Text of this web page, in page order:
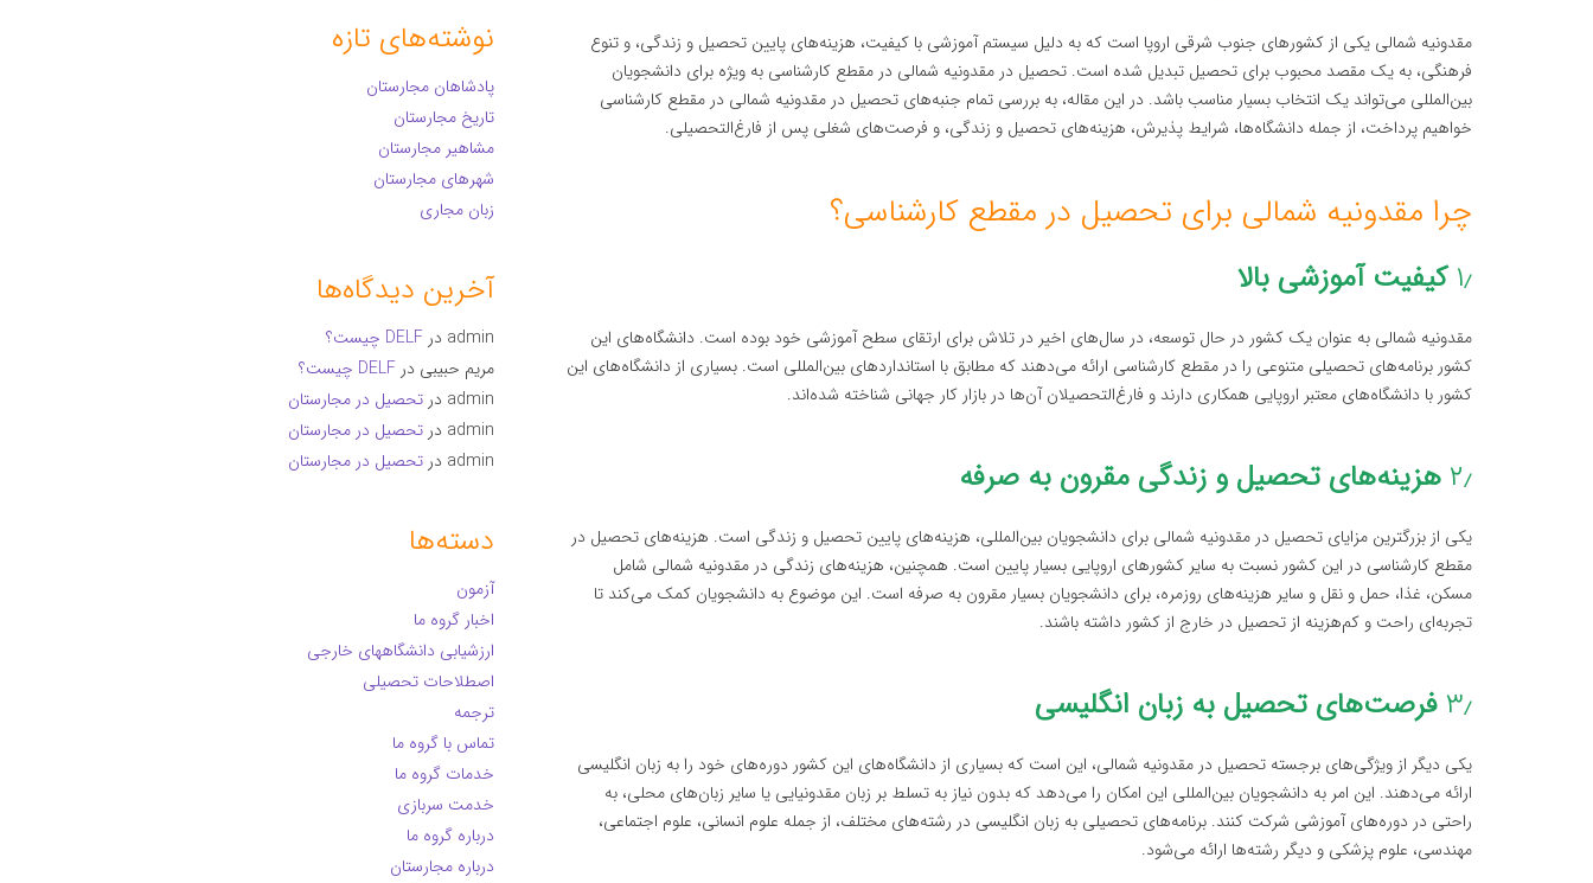
مقدونیه شمالی یکی از کشورهای جنوب شرقی اروپا است که به دلیل سیستم آموزشی با کیفیت، هزینه‌های پایین تحصیل و زندگی، و تنوع
فرهنگی، به یک مقصد محبوب برای تحصیل تبدیل شده است. تحصیل در مقدونیه شمالی در مقطع کارشناسی به ویژه برای دانشجویان
بین‌المللی می‌تواند یک انتخاب بسیار مناسب باشد. در این مقاله، به بررسی تمام جنبه‌های تحصیل در مقدونیه شمالی در مقطع کارشناسی
خواهیم پرداخت، از جمله دانشگاه‌ها، شرایط پذیرش، هزینه‌های تحصیل و زندگی، و فرصت‌های شغلی پس از فارغ‌التحصیلی.
چرا مقدونیه شمالی برای تحصیل در مقطع کارشناسی؟
۱٫ کیفیت آموزشی بالا
مقدونیه شمالی به عنوان یک کشور در حال توسعه، در سال‌های اخیر در تلاش برای ارتقای سطح آموزشی خود بوده است. دانشگاه‌های این
کشور برنامه‌های تحصیلی متنوعی را در مقطع کارشناسی ارائه می‌دهند که مطابق با استانداردهای بین‌المللی است. بسیاری از دانشگاه‌های این
کشور با دانشگاه‌های معتبر اروپایی همکاری دارند و فارغ‌التحصیلان آن‌ها در بازار کار جهانی شناخته شده‌اند.
۲٫ هزینه‌های تحصیل و زندگی مقرون به صرفه
یکی از بزرگترین مزایای تحصیل در مقدونیه شمالی برای دانشجویان بین‌المللی، هزینه‌های پایین تحصیل و زندگی است. هزینه‌های تحصیل در
مقطع کارشناسی در این کشور نسبت به سایر کشورهای اروپایی بسیار پایین است. همچنین، هزینه‌های زندگی در مقدونیه شمالی شامل
مسکن، غذا، حمل و نقل و سایر هزینه‌های روزمره، برای دانشجویان بسیار مقرون به صرفه است. این موضوع به دانشجویان کمک می‌کند تا
تجربه‌ای راحت و کم‌هزینه از تحصیل در خارج از کشور داشته باشند.
۳٫فرصت‌های تحصیل به زبان انگلیسی
یکی دیگر از ویژگی‌های برجسته تحصیل در مقدونیه شمالی، این است که بسیاری از دانشگاه‌های این کشور دوره‌های خود را به زبان انگلیسی
ارائه می‌دهند. این امر به دانشجویان بین‌المللی این امکان را می‌دهد که بدون نیاز به تسلط بر زبان مقدونیایی یا سایر زبان‌های محلی، به
راحتی در دوره‌های آموزشی شرکت کنند. برنامه‌های تحصیلی به زبان انگلیسی در رشته‌های مختلف، از جمله علوم انسانی، علوم اجتماعی،
مهندسی، علوم پزشکی و دیگر رشته‌ها ارائه می‌شود.
نوشته‌های تازه
پادشاهان مجارستان
تاریخ مجارستان
مشاهیر مجارستان
شهرهای مجارستان
زبان مجاری
آخرین دیدگاه‌ها
admin در DELF چیست؟
مریم حبیبی در DELF چیست؟
admin در تحصیل در مجارستان
admin در تحصیل در مجارستان
admin در تحصیل در مجارستان
دسته‌ها
آزمون
اخبار گروه ما
ارزشیابی دانشگاههای خارجی
اصطلاحات تحصیلی
ترجمه
تماس با گروه ما
خدمات گروه ما
خدمت سربازی
درباره گروه ما
درباره مجارستان